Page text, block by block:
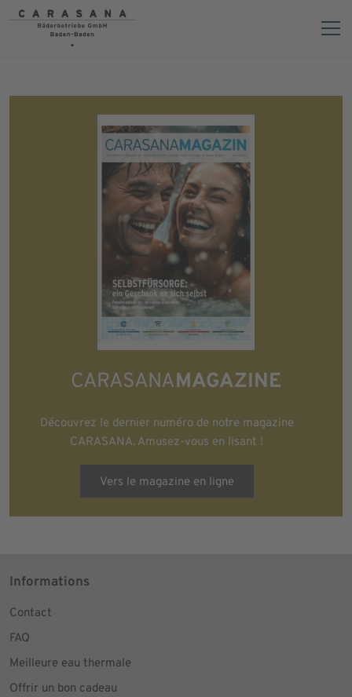
Téléchargements
CARASANAMAGAZINE
Découvrez le dernier numéro de notre magazine
CARASANA. Amusez-vous en lisant !
Vers le magazine en ligne
Informations
Contact
FAQ
Meilleure eau thermale
Offrir un bon cadeau